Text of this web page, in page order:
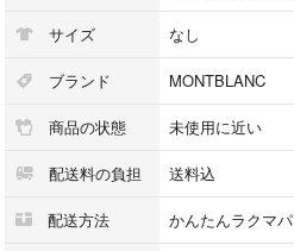
とても美品のお品ですが、
あくまで中古品ですので
神経質な方はご遠慮ください。
他サイトでも出品しているため、
いきなり消去する可能性があります。
他にもブランドを中心にバッグや財布な
沢山出品しています！ 是非見て行って
サイズ なし
ブランド MONTBLANC
商品の状態 未使用に近い
配送料の負担 送料込
配送方法 かんたんラクマ